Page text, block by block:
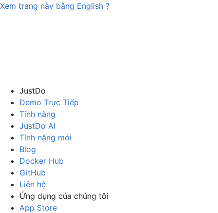
Xem trang này bằng English ?
JustDo
Demo Trực Tiếp
Tính năng
JustDo AI
Tính năng mới
Blog
Docker Hub
GitHub
Liên hệ
Ứng dụng của chúng tôi
App Store